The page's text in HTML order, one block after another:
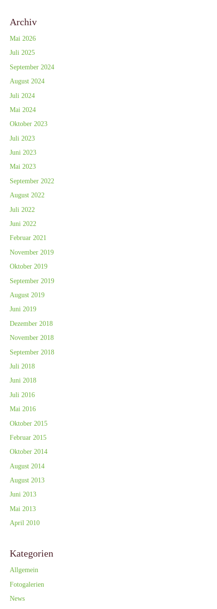
Archiv
Mai 2026
Juli 2025
September 2024
August 2024
Juli 2024
Mai 2024
Oktober 2023
Juli 2023
Juni 2023
Mai 2023
September 2022
August 2022
Juli 2022
Juni 2022
Februar 2021
November 2019
Oktober 2019
September 2019
August 2019
Juni 2019
Dezember 2018
November 2018
September 2018
Juli 2018
Juni 2018
Juli 2016
Mai 2016
Oktober 2015
Februar 2015
Oktober 2014
August 2014
August 2013
Juni 2013
Mai 2013
April 2010
Kategorien
Allgemein
Fotogalerien
News